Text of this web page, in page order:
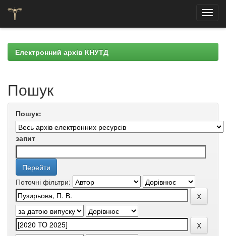
navigationЕлектронний архів КНУТД
Пошук
Пошук:
запит
Поточні фільтри: